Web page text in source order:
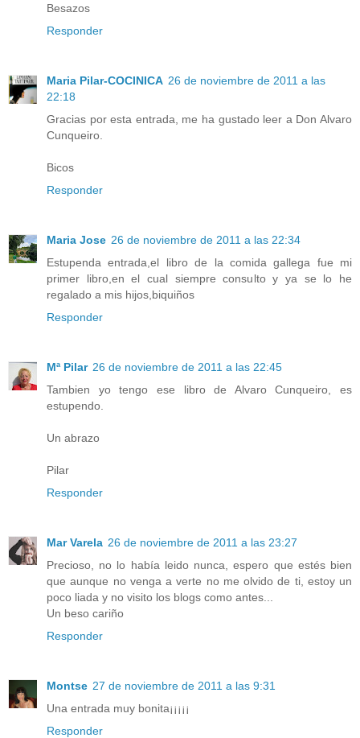
Besazos
Responder
Maria Pilar-COCINICA 26 de noviembre de 2011 a las
22:18
Gracias por esta entrada, me ha gustado leer a Don Alvaro
Cunqueiro.
Bicos
Responder
Maria Jose 26 de noviembre de 2011 a las 22:34
Estupenda entrada,el libro de la comida gallega fue mi
primer libro,en el cual siempre consulto y ya se lo he
regalado a mis hijos,biquiños
Responder
Mª Pilar 26 de noviembre de 2011 a las 22:45
Tambien yo tengo ese libro de Alvaro Cunqueiro, es
estupendo.
Un abrazo
Pilar
Responder
Mar Varela 26 de noviembre de 2011 a las 23:27
Precioso, no lo había leido nunca, espero que estés bien
que aunque no venga a verte no me olvido de ti, estoy un
poco liada y no visito los blogs como antes...
Un beso cariño
Responder
Montse 27 de noviembre de 2011 a las 9:31
Una entrada muy bonita¡¡¡¡¡
Responder